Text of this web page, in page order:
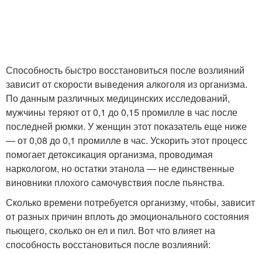
Способность быстро восстановиться после возлияний
зависит от скорости выведения алкоголя из организма.
По данным различных медицинских исследований,
мужчины теряют от 0,1 до 0,15 промилле в час после
последней рюмки. У женщин этот показатель еще ниже
— от 0,08 до 0,1 промилле в час. Ускорить этот процесс
помогает детоксикация организма, проводимая
наркологом, но остатки этанола — не единственные
виновники плохого самочувствия после пьянства.
Сколько времени потребуется организму, чтобы, зависит
от разных причин вплоть до эмоционального состояния
пьющего, сколько он ел и пил. Вот что влияет на
способность восстановиться после возлияний: